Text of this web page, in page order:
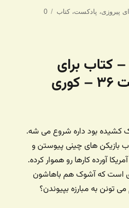
پیروزی، پادکست،کتاب
0
رادیوجادی ۲۴۱ – کتاب برای
پیروزی – قسمت ۳۶ – کوری
کشیده بود داره شروع می شه.
بازیکن های چینی پیوستن و
آورده کارها رو هموار کرده.
است که آشوک هم باهاشون
تونن به مبارزه بپیوندن؟